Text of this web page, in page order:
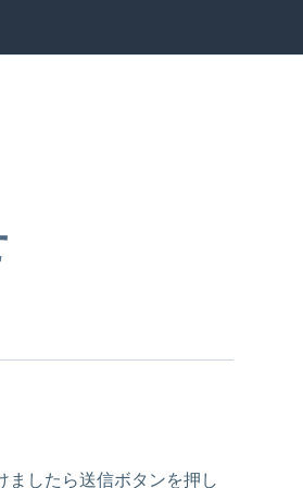
ましたら送信ボタンを押し